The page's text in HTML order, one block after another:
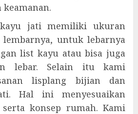
jati memiliki ukuran
untuk lebarnya
list kayu atau bisa juga
lebar. Selain itu kami
lisplang bijian dan
Hal ini menyesuaikan
serta konsep rumah. Kami